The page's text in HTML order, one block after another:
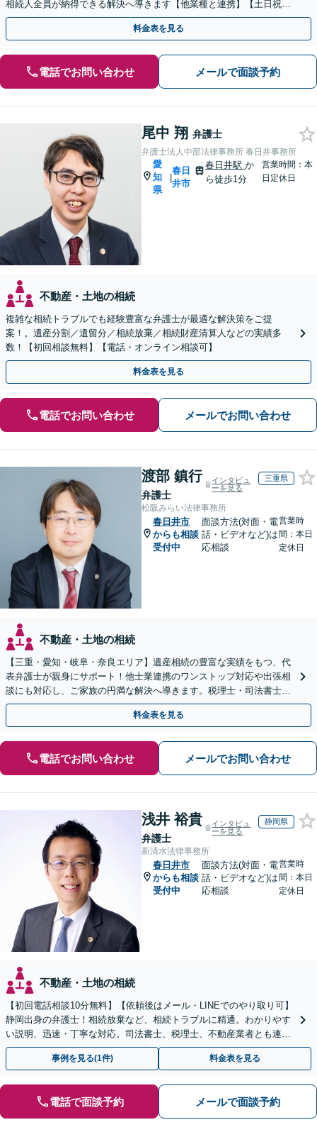
相続人全員が納得できる解決へ導きます【他業種と連携】【土日祝・
夜間対応】【完全個室】
料金表を見る
電話でお問い合わせ メールで面談予約
尾中 翔 弁護士
弁護士法人中部法律事務所 春日井事務所
愛
知
県
|
春日
井市
春日井駅か
ら徒歩1分
営業時間：本
日定休日
不動産・土地の相続
複雑な相続トラブルでも経験豊富な弁護士が最適な解決策をご提
案！。遺産分割／遺留分／相続放棄／相続財産清算人などの実績多
数！【初回相談無料】【電話・オンライン相談可】
料金表を見る
電話でお問い合わせ メールでお問い合わせ
渡部 鎮行
弁護士
インタビュ
ーを見る
三重県
松阪みらい法律事務所
春日井市
からも相談
受付中
面談方法(対面・電
話・ビデオなど)は
応相談
営業時
間：本日
定休日
不動産・土地の相続
【三重・愛知・岐阜・奈良エリア】遺産相続の豊富な実績をもつ、代
表弁護士が親身にサポート！他士業連携のワンストップ対応や出張相
談にも対応し、ご家族の円満な解決へ導きます。税理士・司法書士と
も連携し、スピーディな解決をご提案【夜間面談可】
料金表を見る
電話でお問い合わせ メールでお問い合わせ
浅井 裕貴
弁護士
インタビュ
ーを見る
静岡県
新清水法律事務所
春日井市
からも相談
受付中
面談方法(対面・電
話・ビデオなど)は
応相談
営業時
間：本日
定休日
不動産・土地の相続
【初回電話相談10分無料】【依頼後はメール・LINEでのやり取り可】
静岡出身の弁護士！相続放棄など、相続トラブルに精通。わかりやす
い説明、迅速・丁寧な対応。司法書士、税理士、不動産業者とも連携
し、遺産相続をトータルサポート【完全個室相談】
事例を見る(1件) 料金表を見る
電話で面談予約 メールで面談予約